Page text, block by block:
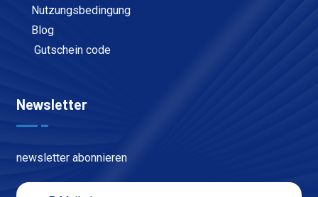
Nutzungsbedingung
Blog
Gutschein code
Newsletter
newsletter abonnieren